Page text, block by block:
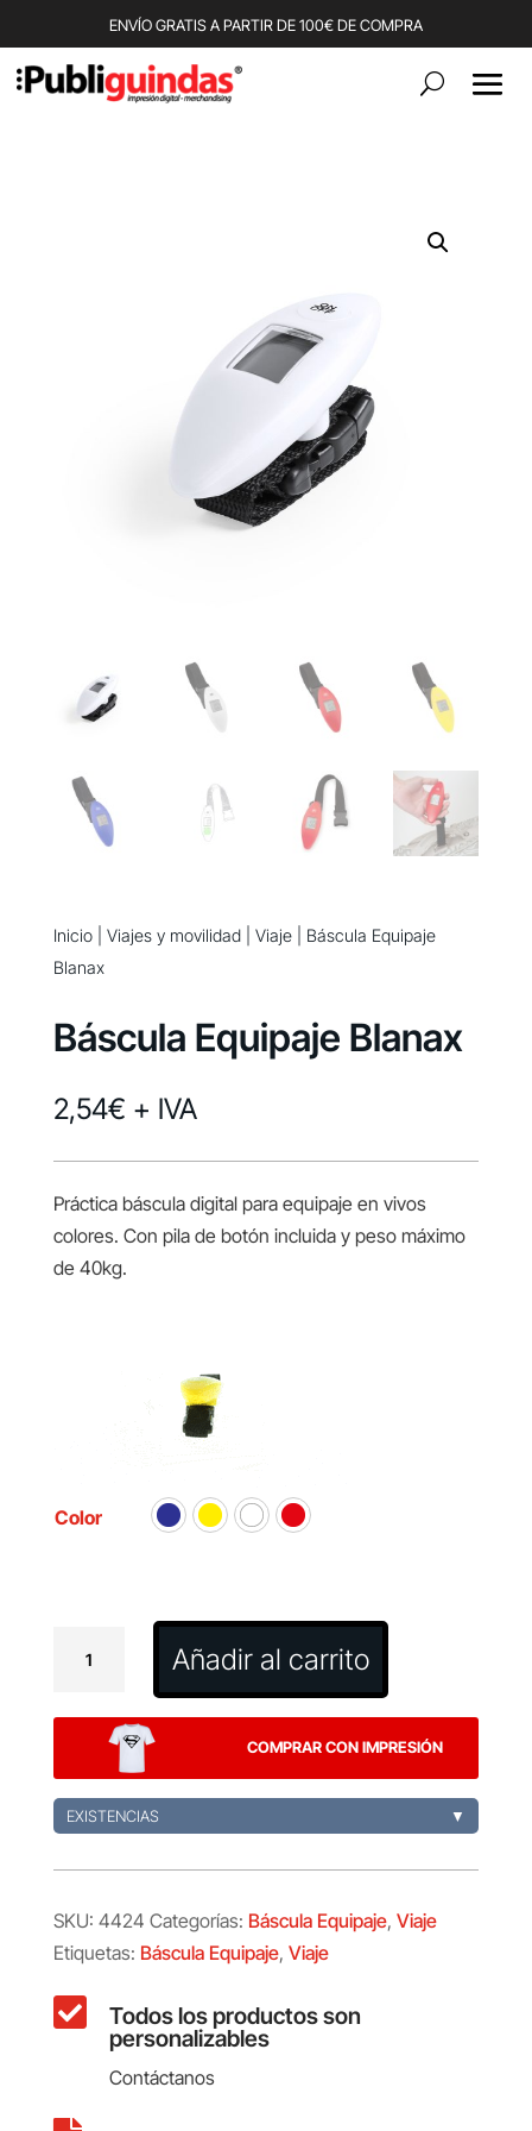
ENVÍO GRATIS A PARTIR DE 100€ DE COMPRA
Inicio| Viajes y movilidad| Viaje| Báscula Equipaje
Blanax
Báscula Equipaje Blanax
2,54€ + IVA
Práctica báscula digital para equipaje en vivos
colores. Con pila de botón incluida y peso máximo
de 40kg.
Color
Equipaje
cantidad
Añadir al carrito
COMPRAR CON IMPRESIÓN
EXISTENCIAS ▼
SKU: 4424 Categorías: Báscula Equipaje, Viaje
Etiquetas: Báscula Equipaje, Viaje
 Todos los productos son
personalizables
Contáctanos